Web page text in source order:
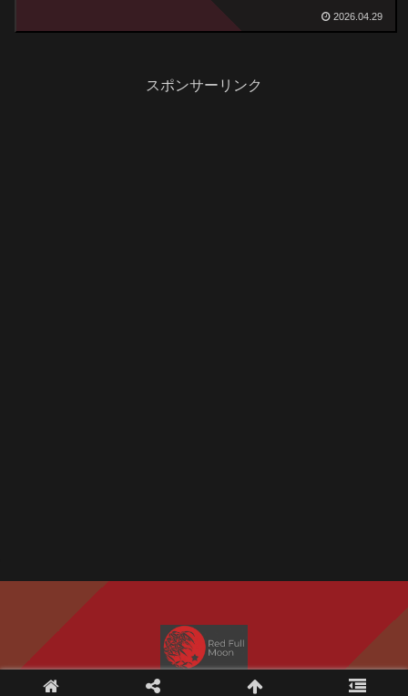
2026.04.29
スポンサーリンク
Copyright © 2020 Red Full Moon All Rights Reserved.